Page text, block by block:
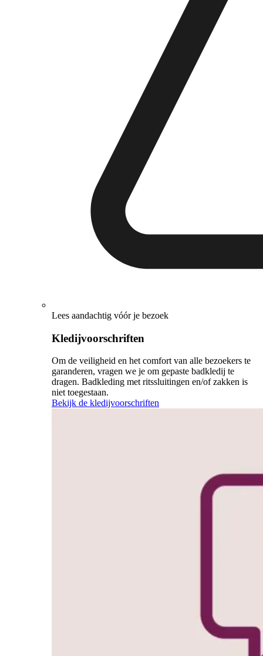
Lees aandachtig vóór je bezoek
Kledijvoorschriften
Om de veiligheid en het comfort van alle bezoekers te
garanderen, vragen we je om gepaste badkledij te
dragen. Badkleding met ritssluitingen en/of zakken is
niet toegestaan.
Bekijk de kledijvoorschriften